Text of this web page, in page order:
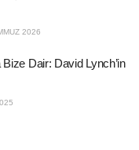
2026
Dair: David Lynch’in